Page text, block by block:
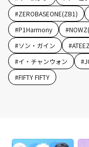
#ZEROBASEONE(ZB1)
#P1Harmony #
#ソン・ガイン #ATEEZ
#イ・チャンウォン #
#FIFTY FIFTY